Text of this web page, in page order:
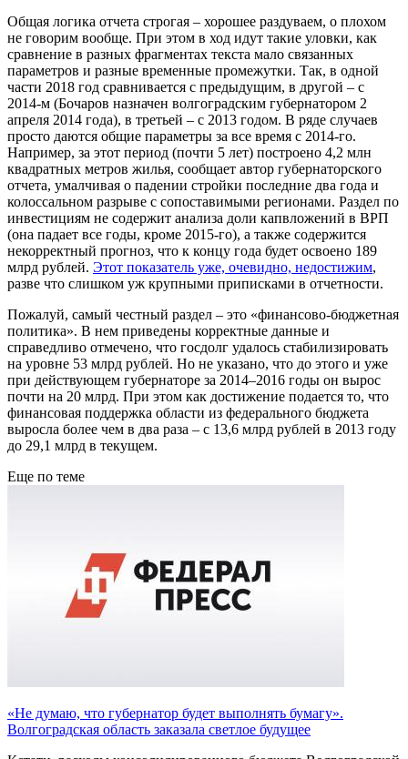
Общая логика отчета строгая – хорошее раздуваем, о плохом
не говорим вообще. При этом в ход идут такие уловки, как
сравнение в разных фрагментах текста мало связанных
параметров и разные временные промежутки. Так, в одной
части 2018 год сравнивается с предыдущим, в другой – с
2014-м (Бочаров назначен волгоградским губернатором 2
апреля 2014 года), в третьей – с 2013 годом. В ряде случаев
просто даются общие параметры за все время с 2014-го.
Например, за этот период (почти 5 лет) построено 4,2 млн
квадратных метров жилья, сообщает автор губернаторского
отчета, умалчивая о падении стройки последние два года и
колоссальном разрыве с сопоставимыми регионами. Раздел по
инвестициям не содержит анализа доли капвложений в ВРП
(она падает все годы, кроме 2015-го), а также содержится
некорректный прогноз, что к концу года будет освоено 189
млрд рублей. Этот показатель уже, очевидно, недостижим,
разве что слишком уж крупными приписками в отчетности.
Пожалуй, самый честный раздел – это «финансово-бюджетная
политика». В нем приведены корректные данные и
справедливо отмечено, что госдолг удалось стабилизировать
на уровне 53 млрд рублей. Но не указано, что до этого и уже
при действующем губернаторе за 2014–2016 годы он вырос
почти на 20 млрд. При этом как достижение подается то, что
финансовая поддержка области из федерального бюджета
выросла более чем в два раза – с 13,6 млрд рублей в 2013 году
до 29,1 млрд в текущем.
Еще по теме
«Не думаю, что губернатор будет выполнять бумагу».
Волгоградская область заказала светлое будущее